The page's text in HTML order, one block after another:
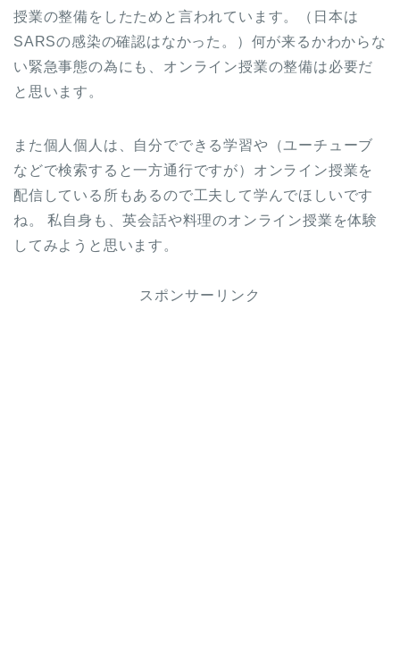
授業の整備をしたためと言われています。（日本は
SARSの感染の確認はなかった。）何が来るかわからな
い緊急事態の為にも、オンライン授業の整備は必要だ
と思います。
また個人個人は、自分でできる学習や（ユーチューブ
などで検索すると一方通行ですが）オンライン授業を
配信している所もあるので工夫して学んでほしいです
ね。 私自身も、英会話や料理のオンライン授業を体験
してみようと思います。
スポンサーリンク